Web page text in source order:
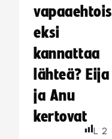
vapaaehtois
eksi
kannattaa
lähteä? Eija
ja Anu
kertovat
L 2